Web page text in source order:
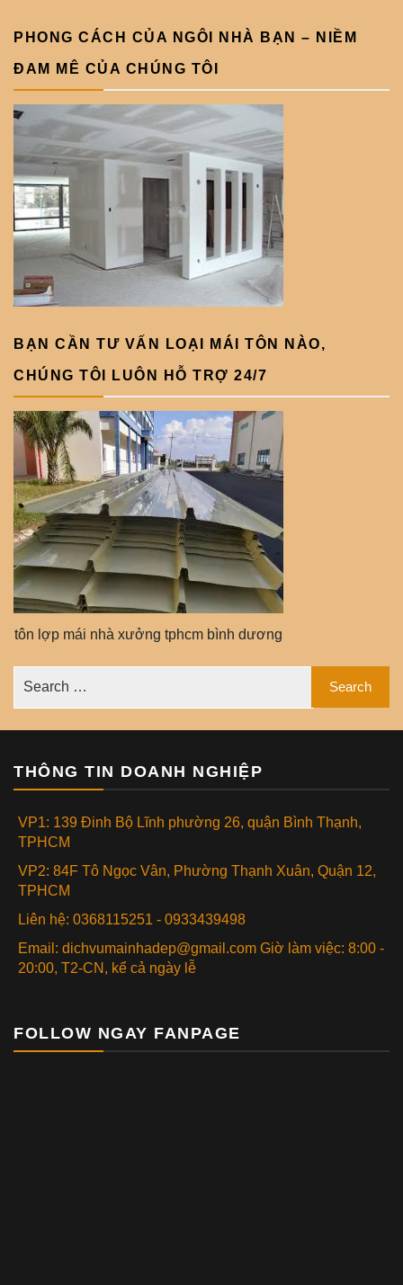
PHONG CÁCH CỦA NGÔI NHÀ BẠN – NIỀM
ĐAM MÊ CỦA CHÚNG TÔI
BẠN CẦN TƯ VẤN LOẠI MÁI TÔN NÀO,
CHÚNG TÔI LUÔN HỖ TRỢ 24/7
tôn lợp mái nhà xưởng tphcm bình dương
THÔNG TIN DOANH NGHIỆP
VP1: 139 Đinh Bộ Lĩnh phường 26, quận Bình Thạnh,
TPHCM
VP2: 84F Tô Ngọc Vân, Phường Thạnh Xuân, Quận 12,
TPHCM
Liên hệ: 0368115251 - 0933439498
Email: dichvumainhadep@gmail.com Giờ làm việc: 8:00 -
20:00, T2-CN, kể cả ngày lễ
FOLLOW NGAY FANPAGE